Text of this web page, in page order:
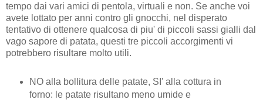
tempo dai vari amici di pentola, virtuali e non. Se anche voi
avete lottato per anni contro gli gnocchi, nel disperato
tentativo di ottenere qualcosa di piu' di piccoli sassi gialli dal
vago sapore di patata, questi tre piccoli accorgimenti vi
potrebbero risultare molto utili.
NO alla bollitura delle patate, SI' alla cottura in
forno: le patate risultano meno umide e